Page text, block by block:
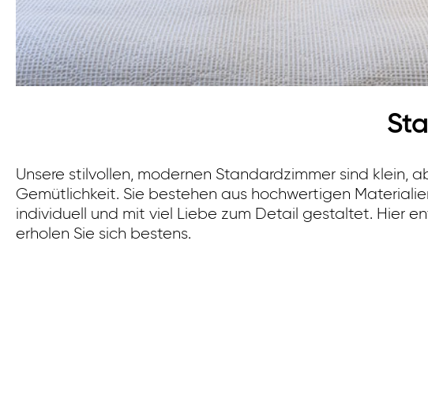
Unsere stilvollen, modernen Standardzimmer sind klein,
Gemütlichkeit. Sie bestehen aus hochwertigen
individuell und mit viel Liebe zum Detail gestaltet. Hier
erholen Sie sich bestens.